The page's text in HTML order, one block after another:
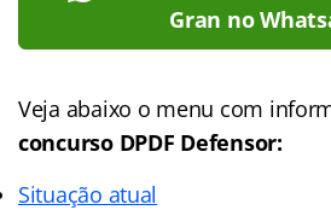
Gran no
Veja abaixo o menu com
concurso DPDF Defensor:
Situação atual